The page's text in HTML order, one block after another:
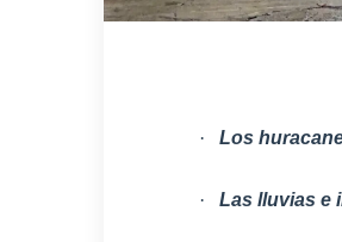
· Los
· Las lluvias e